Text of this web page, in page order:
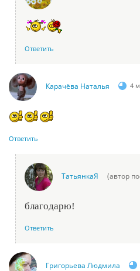
Ответить
Карачёва Наталья 4
Ответить
ТатьянкаЯ (автор
благодарю!
Ответить
Григорьева Людмила